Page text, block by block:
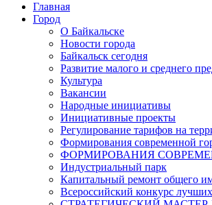
Главная
Город
О Байкальске
Новости города
Байкальск сегодня
Развитие малого и среднего
Культура
Вакансии
Народные инициативы
Инициативные проекты
Регулирование тарифов на
Формирования современной
ФОРМИРОВАНИЯ
Индустриальный парк
Капитальный ремонт общего
Всероссийский конкурс